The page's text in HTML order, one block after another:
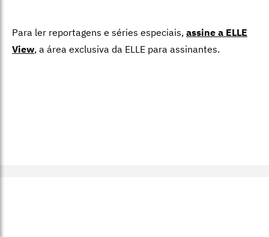
Para ler reportagens e séries especiais, assine a ELLE
View, a área exclusiva da ELLE para assinantes.